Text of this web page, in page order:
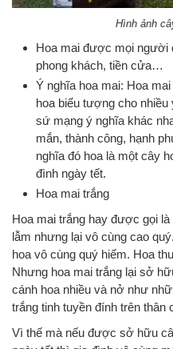
Hình ảnh
Hoa mai được mọi người
phong khách, tiền cửa…
Ý nghĩa hoa mai: Hoa
hoa biểu tượng cho
sứ mạng ý nghĩa khác
mắn, thành công, hạnh
nghĩa đó hoa là một cây
đình ngày tết.
Hoa mai trắng
Hoa mai trắng hay được gọi
lẫm nhưng lại vô cùng cao
hoa vô cùng quý hiếm. Hoa
Nhưng hoa mai trắng lại sở
cánh hoa nhiều và nở như
trắng tinh tuyền đính trên
Vì thế mà nếu được sở hữu